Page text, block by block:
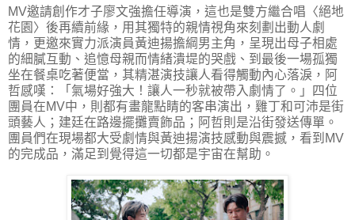
MV邀請創作才子廖文強擔任導演，這也是雙方繼合唱〈絕地
花園〉後再續前緣，用其獨特的親情視角來刻劃出動人劇
情，更邀來實力派演員黃迪揚擔綱男主角，呈現出母子相處
的細膩互動、追憶母親而情緒潰堤的哭戲、到最後一場孤獨
坐在餐桌吃著便當，其精湛演技讓人看得觸動內心落淚，阿
哲感嘆：「氣場好強大！讓人一秒就被帶入劇情了。」四位
團員在MV中，則都有畫龍點睛的客串演出，雞丁和可沛是街
頭藝人；建廷在路邊擺攤賣飾品；阿哲則是沿街發送傳單。
團員們在現場都大受劇情與黃迪揚演技感動與震撼，看到MV
的完成品，滿足到覺得這一切都是宇宙在幫助。